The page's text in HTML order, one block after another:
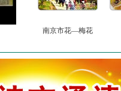
南京市花—梅花